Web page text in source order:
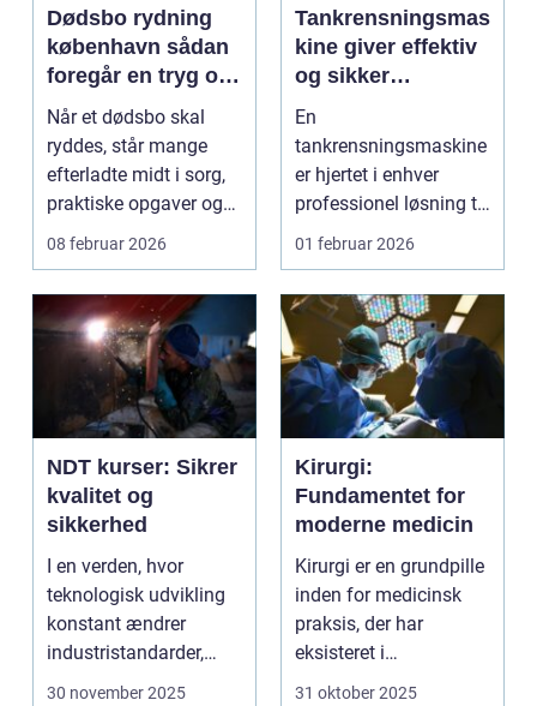
Dødsbo rydning
københavn sådan
foregår en tryg og
respektfuld
rydning
Når et dødsbo skal
ryddes, står mange
efterladte midt i sorg,
praktiske opgaver og
ofte også tidspre...
08 februar 2026
Tankrensningsmas
kine giver effektiv
og sikker
rengøring af tanke
En
tankrensningsmaskine
er hjertet i enhver
professionel løsning til
rengøring af tank...
01 februar 2026
NDT kurser: Sikrer
kvalitet og
sikkerhed
I en verden, hvor
teknologisk udvikling
konstant ændrer
industristandarder,
bliver behovet for...
30 november 2025
Kirurgi:
Fundamentet for
moderne medicin
Kirurgi er en grundpille
inden for medicinsk
praksis, der har
eksisteret i
århundreder. Med ti...
31 oktober 2025